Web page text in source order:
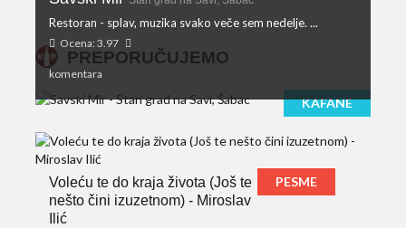
PREPORUČUJEMO
KAFANE
Restoran - splav, muzika svako veče sem nedelje. ...
Ocena: 3.97
komentara
Voleću te do kraja života (Još te
nešto čini izuzetnom) - Miroslav
Ilić
PESME